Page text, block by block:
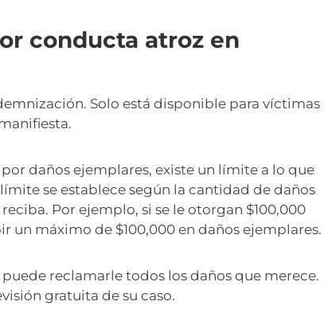
conducta atroz en
Solo está disponible para víctimas
daños ejemplares, existe un límite a lo que
se establece según la cantidad de daños
Por ejemplo, si se le otorgan $100,000
un máximo de $100,000 en daños ejemplares.
reclamarle todos los daños que merece.
gratuita de su caso.